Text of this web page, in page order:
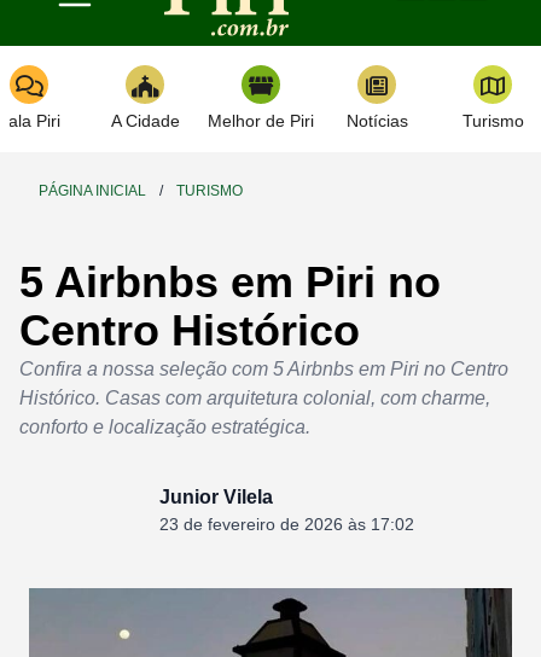
Toggle navigation
Piri A Cidade Melhor de Piri Notícias Turismo
PÁGINA INICIAL / TURISMO
5 Airbnbs em Piri no
Centro Histórico
Confira a nossa seleção com 5 Airbnbs em Piri no Centro
Histórico. Casas com arquitetura colonial, com charme,
conforto e localização estratégica.
Junior Vilela
23 de fevereiro de 2026 às 17:02